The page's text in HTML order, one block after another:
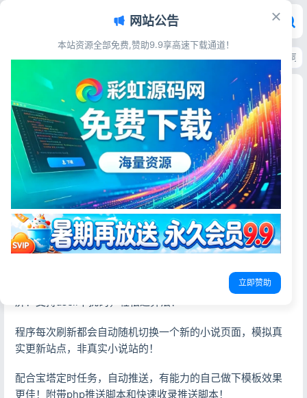
首页>源码资源>站群SEO>新版小说泛目录站群系统网站源码 海量关键词
新版小说泛目录站群系统网站源码 海量关键词SEO
霸屏程序
彩虹源码网
2026-06-19 14阅读
源码简介
最新版的小说站群程序,php小说泛站群系统程序,小说泛目录
站群源码,新版小说泛站群系统源码,小说站群源码,小说泛目录
站群源码PHP语言操作简便
泛目录无需过多介绍的，不懂的可以去百度，海量关键词霸
程序每次刷新都会自动随机切换一个新的小说页面，模拟真
实更新站点，非真实小说站的！
配合宝塔定时任务，自动推送，有能力的自己做下模板效果
更佳！附带php推送脚本和快速收录推送脚本！
网站公告
本站资源全部免费,赞助9.9享高速下载通道！
立即赞助